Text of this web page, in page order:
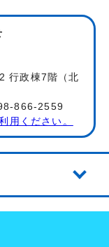
行政棟7階（北
866-2559
用ください。